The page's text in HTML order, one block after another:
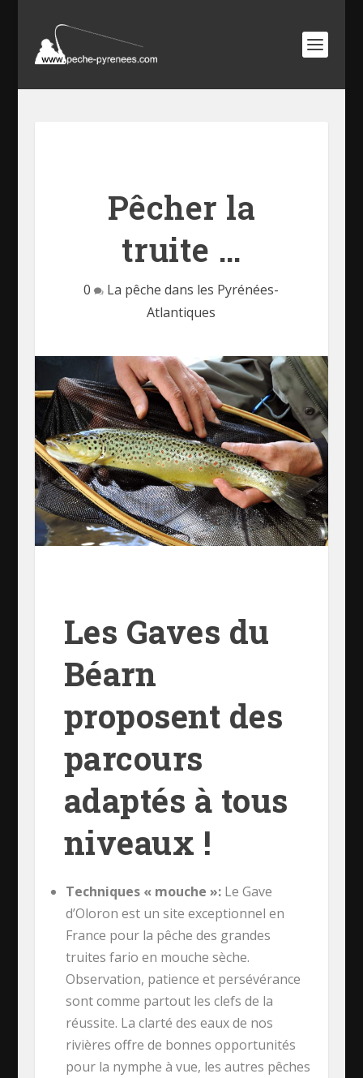
Pêcher la
truite …
0
La pêche dans les Pyrénées-
Atlantiques
Les Gaves du
Béarn
proposent des
parcours
adaptés à tous
niveaux !
Techniques « mouche »:Le Gave
d’Oloron est un site exceptionnel en
France pour la pêche des grandes
truites fario en mouche sèche.
Observation, patience et persévérance
sont comme partout les clefs de la
réussite. La clarté des eaux de nos
rivières offre de bonnes opportunités
pour la nymphe à vue, les autres pêches